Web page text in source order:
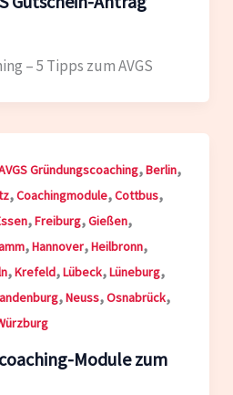
– 5 Tipps zum AVGS
Gründungscoaching,Berlin,
,Coachingmodule,Cottbus,
,Freiburg,Gießen,
,Hannover,Heilbronn,
,Krefeld,Lübeck,Lüneburg,
,Neuss,Osnabrück,
Module zum